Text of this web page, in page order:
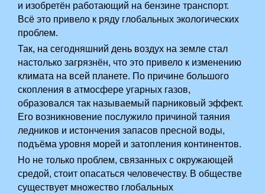
и изобретён работающий на бензине транспорт.
Всё это привело к ряду глобальных экологических
проблем.
Так, на сегодняшний день воздух на земле стал
настолько загрязнён, что это привело к изменению
климата на всей планете. По причине большого
скопления в атмосфере угарных газов,
образовался так называемый парниковый эффект.
Его возникновение послужило причиной таяния
ледников и истончения запасов пресной воды,
подъёма уровня морей и затопления континентов.
Но не только проблем, связанных с окружающей
средой, стоит опасаться человечеству. В обществе
существует множество глобальных